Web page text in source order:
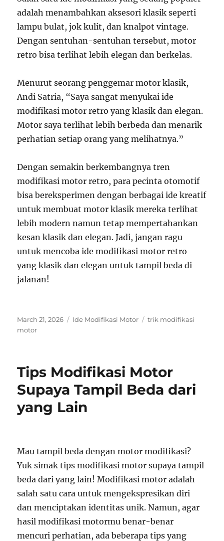
adalah menambahkan aksesori klasik seperti
lampu bulat, jok kulit, dan knalpot vintage.
Dengan sentuhan-sentuhan tersebut, motor
retro bisa terlihat lebih elegan dan berkelas.
Menurut seorang penggemar motor klasik,
Andi Satria, “Saya sangat menyukai ide
modifikasi motor retro yang klasik dan elegan.
Motor saya terlihat lebih berbeda dan menarik
perhatian setiap orang yang melihatnya.”
Dengan semakin berkembangnya tren
modifikasi motor retro, para pecinta otomotif
bisa bereksperimen dengan berbagai ide kreatif
untuk membuat motor klasik mereka terlihat
lebih modern namun tetap mempertahankan
kesan klasik dan elegan. Jadi, jangan ragu
untuk mencoba ide modifikasi motor retro
yang klasik dan elegan untuk tampil beda di
jalanan!
Posted
on
March 21, 2026 Categories
Ide Modifikasi Motor Tags
trik modifikasi
motor
Tips Modifikasi Motor
Supaya Tampil Beda dari
yang Lain
Mau tampil beda dengan motor modifikasi?
Yuk simak tips modifikasi motor supaya tampil
beda dari yang lain! Modifikasi motor adalah
salah satu cara untuk mengekspresikan diri
dan menciptakan identitas unik. Namun, agar
hasil modifikasi motormu benar-benar
mencuri perhatian, ada beberapa tips yang